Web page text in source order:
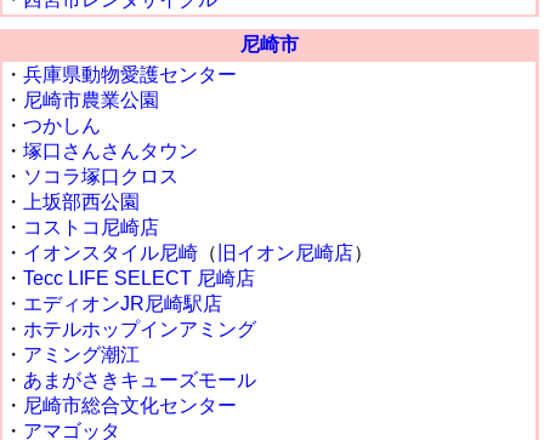
尼崎市
・ 兵庫県動物愛護センター
・ 尼崎市農業公園
・ つかしん
・ 塚口さんさんタウン
・ ソコラ塚口クロス
・
上坂部西公園
・ コストコ尼崎店
・ イオンスタイル尼崎 （ 旧イオン尼崎店）
・ Tecc LIFE SELECT 尼崎店
・ エディオンJR尼崎駅店
・ ホテルホップインアミング
・ アミング潮江
・ あまがさきキューズモール
・ 尼崎市総合文化センター
・ アマゴッタ